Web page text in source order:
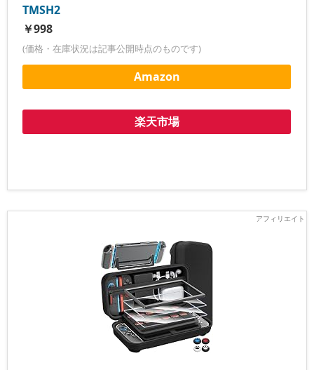
TMSH2
￥998
(価格・在庫状況は記事公開時点のものです)
Amazon
楽天市場